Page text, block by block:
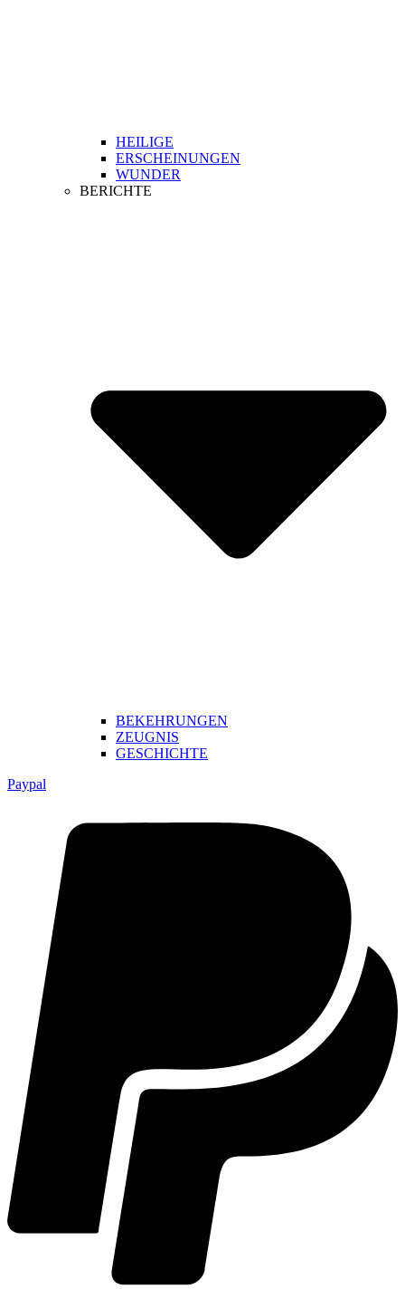
HEILIGE
ERSCHEINUNGEN
WUNDER
BERICHTE
BEKEHRUNGEN
ZEUGNIS
GESCHICHTE
Paypal